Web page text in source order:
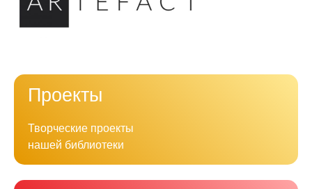
Проекты
Творческие проекты
нашей библиотеки